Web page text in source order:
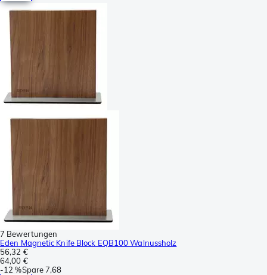
7 Bewertungen
Eden Magnetic Knife Block EQB100 Walnussholz
56,32 €
64,00 €
-12 %Spare7,68